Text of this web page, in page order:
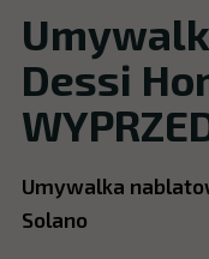
Dessi
Umywalka
Solano